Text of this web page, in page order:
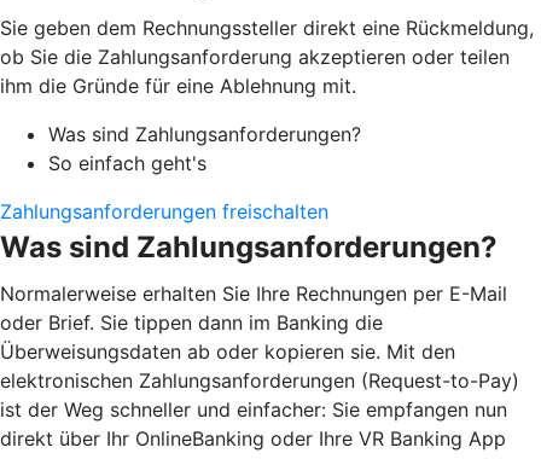
Sie geben dem Rechnungssteller direkt eine Rückmeldung,
ob Sie die Zahlungsanforderung akzeptieren oder teilen
ihm die Gründe für eine Ablehnung mit.
Was sind Zahlungsanforderungen?
So einfach geht's
Zahlungsanforderungen freischalten
Was sind Zahlungsanforderungen?
Normalerweise erhalten Sie Ihre Rechnungen per E-Mail
oder Brief. Sie tippen dann im Banking die
Überweisungsdaten ab oder kopieren sie. Mit den
elektronischen Zahlungsanforderungen (Request-to-Pay)
ist der Weg schneller und einfacher: Sie empfangen nun
direkt über Ihr OnlineBanking oder Ihre VR Banking App